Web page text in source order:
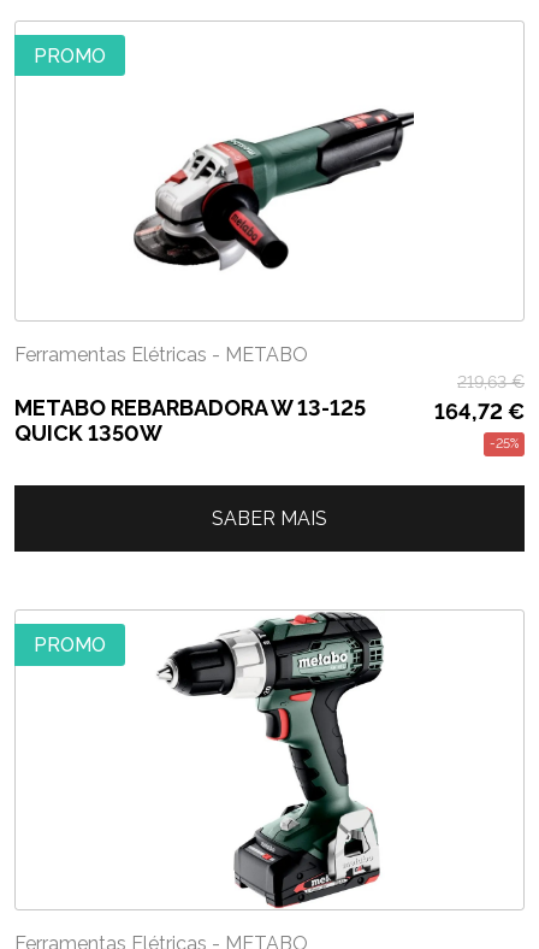
PROMO
Ferramentas Elétricas - METABO
METABO REBARBADORA W 13-125
QUICK 1350W
219,63€
164,72 €
-25%
SABER MAIS
PROMO
Ferramentas Elétricas - METABO